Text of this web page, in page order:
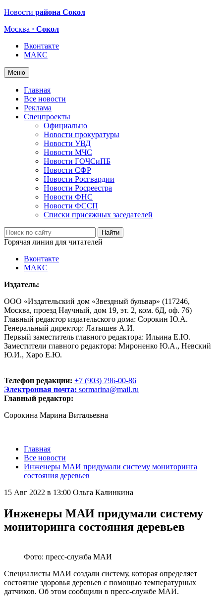
Новости района Сокол
Москва · Сокол
Вконтакте
МАКС
Меню
Главная
Все новости
Реклама
Спецпроекты
Официально
Новости прокуратуры
Новости УВД
Новости МЧС
Новости ГОЧСиПБ
Новости СФР
Новости Росгвардии
Новости Росреестра
Новости ФНС
Новости ФССП
Списки присяжных заседателей
Горячая линия для читателей
Вконтакте
МАКС
Издатель:
ООО «Издательский дом «Звездный бульвар» (117246,
Москва, проезд Научный, дом 19, эт. 2, ком. 6Д, оф. 76)
Главный редактор издательского дома: Сорокин Ю.А.
Генеральный директор: Латышев А.И.
Первый заместитель главного редактора: Ильина Е.Ю.
Заместители главного редактора: Мироненко Ю.А., Невский
Ю.И., Харо Е.Ю.
Телефон редакции: +7 (903) 796-00-86
Электронная почта: sormarina@mail.ru
Главный редактор:
Сорокина Марина Витальевна
Главная
Все новости
Инженеры МАИ придумали систему мониторинга
состояния деревьев
15 Авг 2022 в 13:00 Ольга Калинкина
Инженеры МАИ придумали систему
мониторинга состояния деревьев
Фото: пресс-служба МАИ
Специалисты МАИ создали систему, которая определяет
состояние здоровья деревьев с помощью температурных
датчиков. Об этом сообщили в пресс-службе МАИ.